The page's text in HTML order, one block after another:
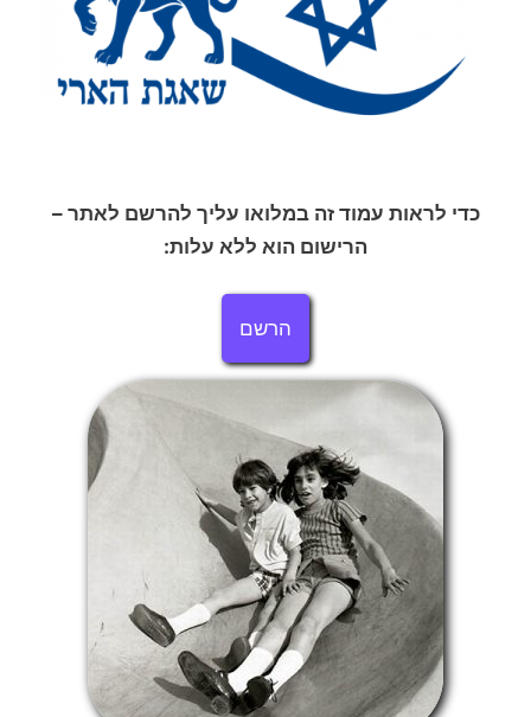
כדי לראות עמוד זה במלואו עליך להרשם לאתר –
הרישום הוא ללא עלות:
הרשם